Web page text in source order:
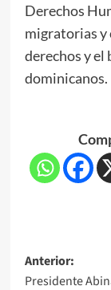
Derechos
migratorias y
derechos y el
dominicanos.
Anterior:
Presidente